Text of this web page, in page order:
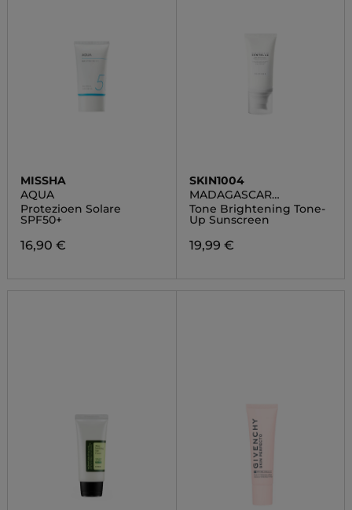
MISSHA
AQUA
Protezioen Solare
SPF50+
16,90 €
SKIN1004
MADAGASCAR
CENTELLA
Tone Brightening Tone-
Up Sunscreen
19,99 €